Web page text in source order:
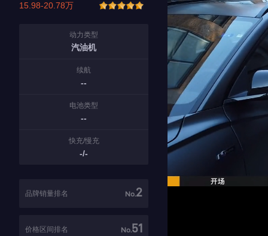
15.98-20.78万
动力类型
汽油机
续航
--
电池类型
--
快充/慢充
-/-
品牌销量排名 No.2
价格区间排名 No.51